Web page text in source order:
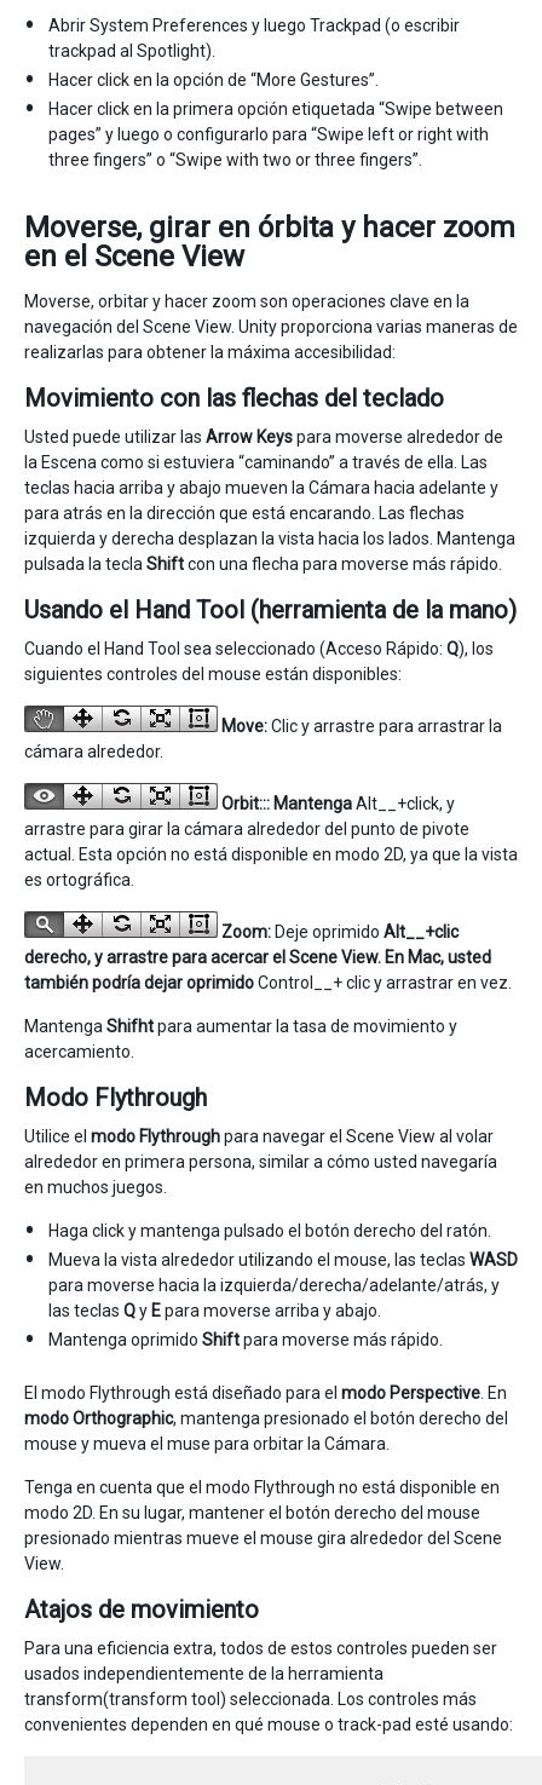
Abrir System Preferences y luego Trackpad (o escribir
trackpad al Spotlight).
Hacer click en la opción de “More Gestures”.
Hacer click en la primera opción etiquetada “Swipe between
pages” y luego o configurarlo para “Swipe left or right with
three fingers” o “Swipe with two or three fingers”.
Moverse, girar en órbita y hacer zoom
en el Scene View
Moverse, orbitar y hacer zoom son operaciones clave en la
navegación del Scene View. Unity proporciona varias maneras de
realizarlas para obtener la máxima accesibilidad:
Movimiento con las flechas del teclado
Usted puede utilizar las Arrow Keyspara moverse alrededor de
la Escena como si estuviera “caminando” a través de ella. Las
teclas hacia arriba y abajo mueven la Cámara hacia adelante y
para atrás en la dirección que está encarando. Las flechas
izquierda y derecha desplazan la vista hacia los lados. Mantenga
pulsada la tecla Shiftcon una flecha para moverse más rápido.
Usando el Hand Tool (herramienta de la mano)
Cuando el Hand Tool sea seleccionado (Acceso Rápido: Q), los
siguientes controles del mouse están disponibles:
Move:Clic y arrastre para arrastrar la
cámara alrededor.
Orbit::: MantengaAlt__+click, y
arrastre para girar la cámara alrededor del punto de pivote
actual. Esta opción no está disponible en modo 2D, ya que la vista
es ortográfica.
Zoom: Deje oprimido Alt__+clic
derecho, y arrastre para acercar el Scene View. En Mac, usted
también podría dejar oprimidoControl__+ clic y arrastrar en vez.
Mantenga Shifhtpara aumentar la tasa de movimiento y
acercamiento.
Modo Flythrough
Utilice el modo Flythroughpara navegar el Scene View al volar
alrededor en primera persona, similar a cómo usted navegaría
en muchos juegos.
Haga click y mantenga pulsado el botón derecho del ratón.
Mueva la vista alrededor utilizando el mouse, las teclas WASD
para moverse hacia la izquierda/derecha/adelante/atrás, y
las teclas Qy Epara moverse arriba y abajo.
Mantenga oprimido Shiftpara moverse más rápido.
El modo Flythrough está diseñado para el modo Perspective . En
modo Orthographic, mantenga presionado el botón derecho del
mouse y mueva el muse para orbitar la Cámara.
Tenga en cuenta que el modo Flythrough no está disponible en
modo 2D. En su lugar, mantener el botón derecho del mouse
presionado mientras mueve el mouse gira alrededor del Scene
View.
Atajos de movimiento
Para una eficiencia extra, todos de estos controles pueden ser
usados independientemente de la herramienta
transform(transform tool) seleccionada. Los controles más
convenientes dependen en qué mouse o track-pad esté usando: